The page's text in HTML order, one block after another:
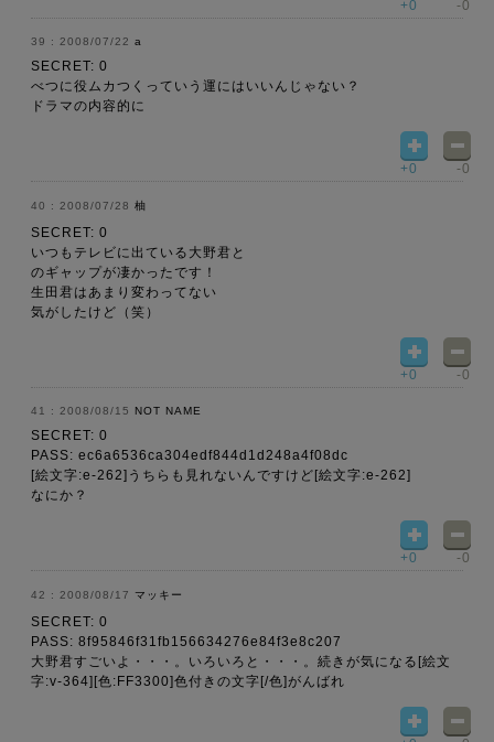
+0 -0
2008/07/22 a
SECRET: 0
べつに役ムカつくっていう運にはいいんじゃない？
ドラマの内容的に
+0 -0
2008/07/28 柚
SECRET: 0
いつもテレビに出ている大野君と
のギャップが凄かったです！
生田君はあまり変わってない
気がしたけど（笑）
+0 -0
2008/08/15 NOT NAME
SECRET: 0
PASS: ec6a6536ca304edf844d1d248a4f08dc
[絵文字:e-262]うちらも見れないんですけど[絵文字:e-262]
なにか？
+0 -0
2008/08/17 マッキー
SECRET: 0
PASS: 8f95846f31fb156634276e84f3e8c207
大野君すごいよ・・・。いろいろと・・・。続きが気になる[絵文
字:v-364][色:FF3300]色付きの文字[/色]がんばれ